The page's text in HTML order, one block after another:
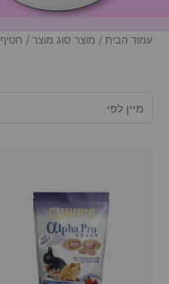
עמוד הבית / מוצר סוג מוצר / חטיף